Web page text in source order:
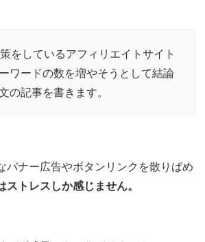
をしているアフィリエイトサイト
ワードの数を増やそうとして結論
の記事を書きます。
バナー広告やボタンリンクを散りばめ
ストレスしか感じません。